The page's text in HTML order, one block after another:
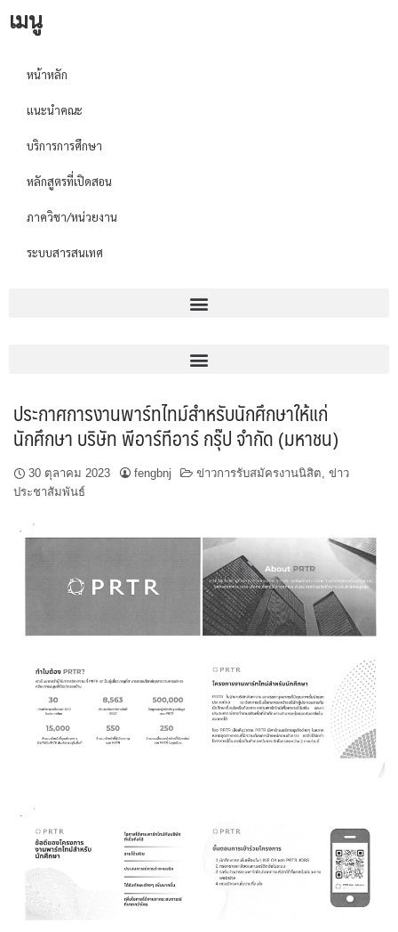
เมนู
หน้าหลัก
แนะนำคณะ
บริการการศึกษา
หลักสูตรที่เปิดสอน
ภาควิชา/หน่วยงาน
ระบบสารสนเทศ
ประกาศการงานพาร์ทไทม์สำหรับนักศึกษาให้แก่
นักศึกษา บริษัท พีอาร์ทีอาร์ กรุ๊ป จำกัด (มหาชน)
30 ตุลาคม 2023 fengbnj ข่าวการรับสมัครงานนิสิต, ข่าว
ประชาสัมพันธ์